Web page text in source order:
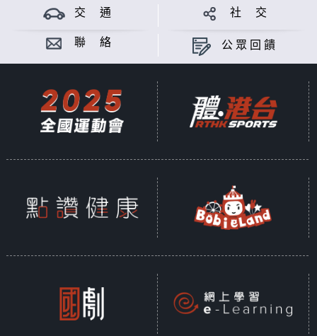
交 通 社 交
聯 絡 公眾回饋